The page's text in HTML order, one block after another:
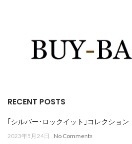
RECENT POSTS
｢シルバー･ロックイット｣コレクション
2023年5月24日 No Comments